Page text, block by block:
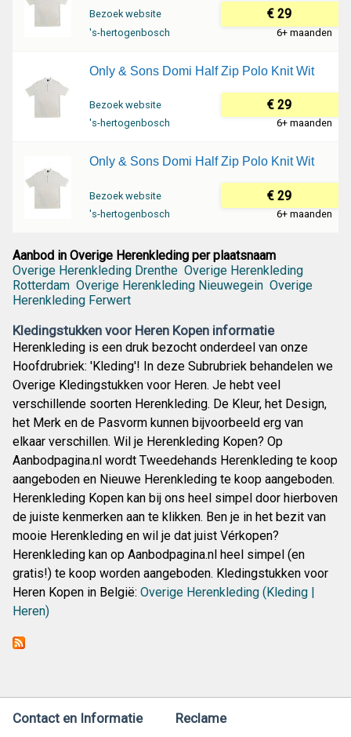
Bezoek website € 29
's-hertogenbosch 6+ maanden
Only & Sons Domi Half Zip Polo Knit Wit
Bezoek website € 29
's-hertogenbosch 6+ maanden
Only & Sons Domi Half Zip Polo Knit Wit
Bezoek website € 29
's-hertogenbosch 6+ maanden
Aanbod in Overige Herenkleding per plaatsnaam
Overige Herenkleding Drenthe Overige Herenkleding
Rotterdam Overige Herenkleding Nieuwegein Overige
Herenkleding Ferwert
Kledingstukken voor Heren Kopen informatie
Herenkleding is een druk bezocht onderdeel van onze
Hoofdrubriek: 'Kleding'! In deze Subrubriek behandelen we
Overige Kledingstukken voor Heren. Je hebt veel
verschillende soorten Herenkleding. De Kleur, het Design,
het Merk en de Pasvorm kunnen bijvoorbeeld erg van
elkaar verschillen. Wil je Herenkleding Kopen? Op
Aanbodpagina.nl wordt Tweedehands Herenkleding te koop
aangeboden en Nieuwe Herenkleding te koop aangeboden.
Herenkleding Kopen kan bij ons heel simpel door hierboven
de juiste kenmerken aan te klikken. Ben je in het bezit van
mooie Herenkleding en wil je dat juist Vérkopen?
Herenkleding kan op Aanbodpagina.nl heel simpel (en
gratis!) te koop worden aangeboden. Kledingstukken voor
Heren Kopen in België: Overige Herenkleding (Kleding |
Heren)
Contact en Informatie Reclame